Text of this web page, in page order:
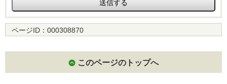
ページID： 000308870
このページのトップへ